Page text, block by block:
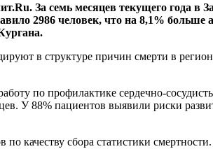
семь месяцев текущего года в
2986 человек, что на 8,1%
в структуре причин смерти в
по профилактике сердечно-
У 88% пациентов выявили риски
качеству сбора статистики